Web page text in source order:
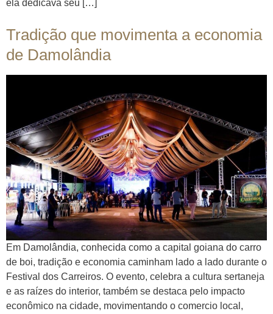
ela dedicava seu […]
Tradição que movimenta a economia
de Damolândia
Em Damolândia, conhecida como a capital goiana do carro
de boi, tradição e economia caminham lado a lado durante o
Festival dos Carreiros. O evento, celebra a cultura sertaneja
e as raízes do interior, também se destaca pelo impacto
econômico na cidade, movimentando o comercio local,